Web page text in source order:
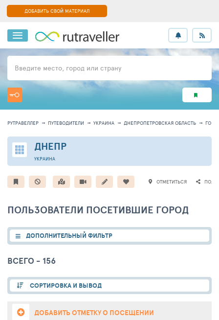
ДОБАВИТЬ СВОЙ МАТЕРИАЛ
Введите место, город или страну
РУТРАВЕЛЛЕР ПУТЕВОДИТЕЛИ УКРАИНА ДНЕПРОПЕТРОВСКАЯ ОБЛАСТЬ
ДНЕПР
УКРАИНА
ОТМЕТИТЬСЯ
ПОЛЬЗОВАТЕЛИ ПОСЕТИВШИЕ ГОРОД
ДОПОЛНИТЕЛЬНЫЙ ФИЛЬТР
ВСЕГО - 156
СОРТИРОВКА И ВЫВОД
ДОБАВИТЬ ОТМЕТКУ О ПОСЕЩЕНИИ